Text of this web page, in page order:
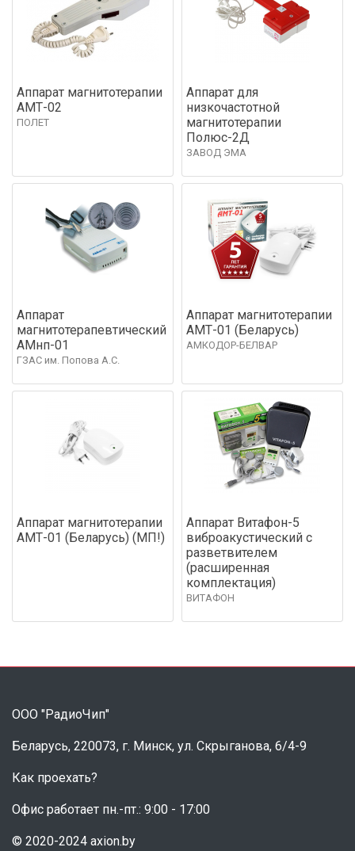
Аппарат магнитотерапии
АМТ-02
ПОЛЕТ
Аппарат для
низкочастотной
магнитотерапии
Полюс-2Д
ЗАВОД ЭМА
Аппарат
магнитотерапевтический
АМнп-01
ГЗАС им. Попова А.С.
Аппарат магнитотерапии
АМТ-01 (Беларусь)
АМКОДОР-БЕЛВАР
Аппарат магнитотерапии
АМТ-01 (Беларусь) (МП!)
Аппарат Витафон-5
виброакустический с
разветвителем
(расширенная
комплектация)
ВИТАФОН
ООО "РадиоЧип"
Беларусь, 220073, г. Минск, ул. Скрыганова, 6/4-9
Как проехать?
Офис работает пн.-пт.: 9:00 - 17:00
© 2020-2024 axion.by